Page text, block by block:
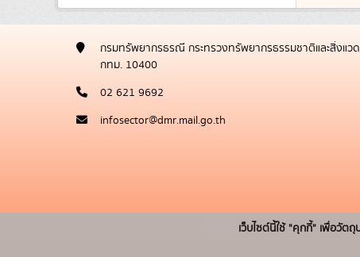
กรมทรัพยากรธรณี กระทรวงทรัพยากรธรรมชาติและสิ่งแ
กทม. 10400
02 621 9692
infosector@dmr.mail.go.th
เว็บไซต์นี้ใช้ "คุกกี้" เพื่อวัต